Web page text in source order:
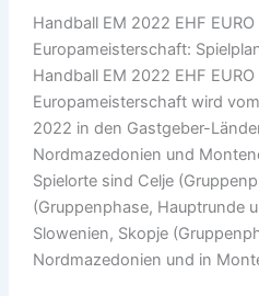
Handball EM 2022 EHF EURO
Europameisterschaft:
Handball EM 2022 EHF EURO
Europameisterschaft wird
2022 in den Gastgeber-
Nordmazedonien und
Spielorte sind Celje
(Gruppenphase, Hauptrunde
Slowenien, Skopje
Nordmazedonien und in